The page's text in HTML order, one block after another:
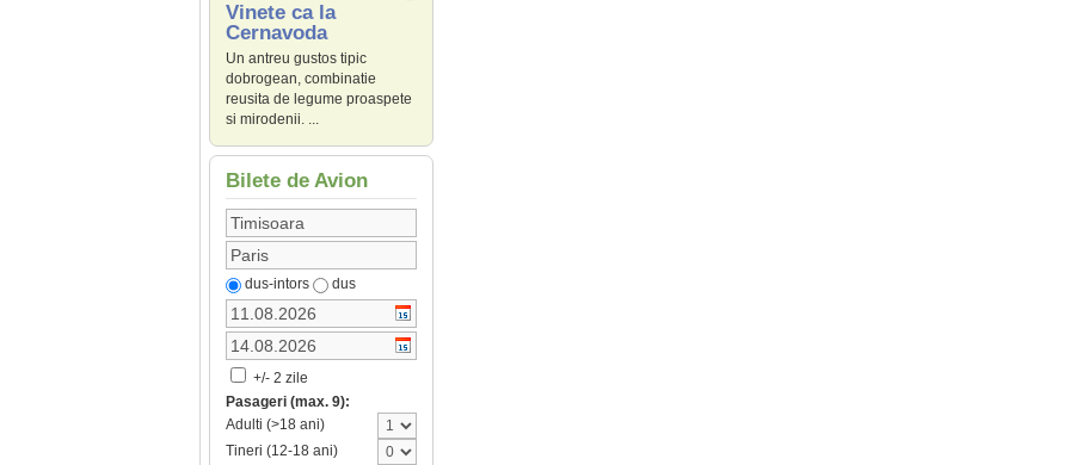
Vinete ca la
Cernavoda
Un antreu gustos tipic
dobrogean, combinatie
reusita de legume proaspete
si mirodenii. ...
Bilete de Avion
dus-intors dus
+/- 2 zile
Pasageri (max. 9):
Adulti (>18 ani)
Tineri (12-18 ani)